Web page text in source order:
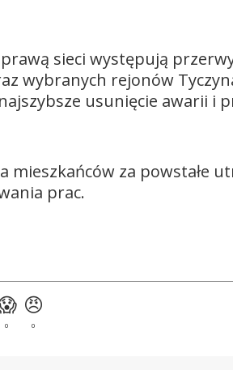
sieci występują
wybranych rejonów
usunięcie awarii i
mieszkańców za powstałe
prac.